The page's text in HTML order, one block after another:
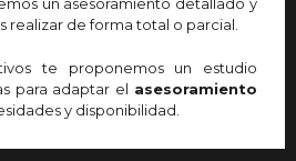
realizar de forma total o parcial.
te proponemos un estudio
para adaptar el asesoramiento
y disponibilidad.